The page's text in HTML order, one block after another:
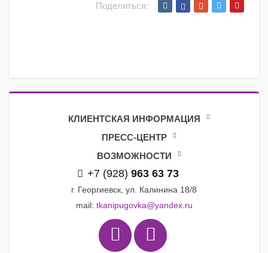
Поделиться:
КЛИЕНТСКАЯ ИНФОРМАЦИЯ
ПРЕСС-ЦЕНТР
ВОЗМОЖНОСТИ
+7 (928) 963 63 73
г. Георгиевск, ул. Калинина 18/8
mail: tkanipugovka@yandex.ru